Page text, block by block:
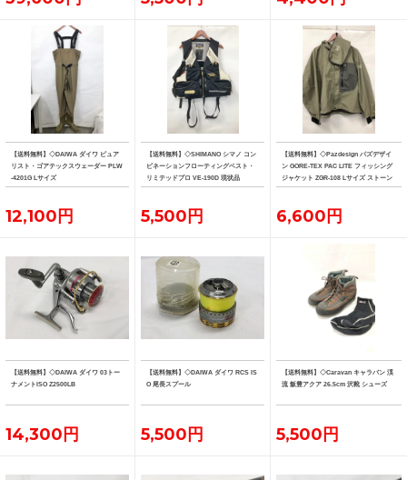
【送料無料】◇DAIWA ダイワ ピュア
リスト・ゴアテックスウェーダー PLW
-4201G Lサイズ
12,100円
【送料無料】◇SHIMANO シマノ コン
ビネーションフローティングベスト・
リミテッドプロ VE-190D 現状品
5,500円
【送料無料】◇Pazdesign パズデザイ
ン GORE-TEX PAC LITE フィッシング
ジャケット ZGR-108 Lサイズ ストーン
系カラー
6,600円
【送料無料】◇DAIWA ダイワ 03トー
ナメントISO Z2500LB
14,300円
【送料無料】◇DAIWA ダイワ RCS IS
O 尾長スプール
5,500円
【送料無料】◇Caravan キャラバン 渓
流 飯豊アクア 26.5cm 沢靴 シューズ
5,500円